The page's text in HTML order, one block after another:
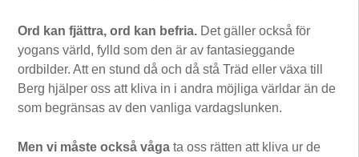
Ord kan fjättra, ord kan befria. Det gäller också för
yogans värld, fylld som den är av fantasieggande
ordbilder. Att en stund då och då stå Träd eller växa till
Berg hjälper oss att kliva in i andra möjliga världar än de
som begränsas av den vanliga vardagslunken.
Men vi måste också våga ta oss rätten att kliva ur de